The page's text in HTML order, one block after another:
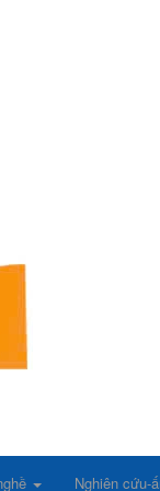
Nghiên cứu-